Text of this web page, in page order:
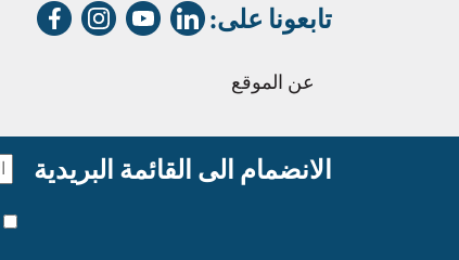
تابعونا على:
عن الموقع
الانضمام الى القائمة البريدية